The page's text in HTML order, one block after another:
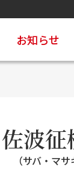
お知らせ
佐波
（サバ・マ